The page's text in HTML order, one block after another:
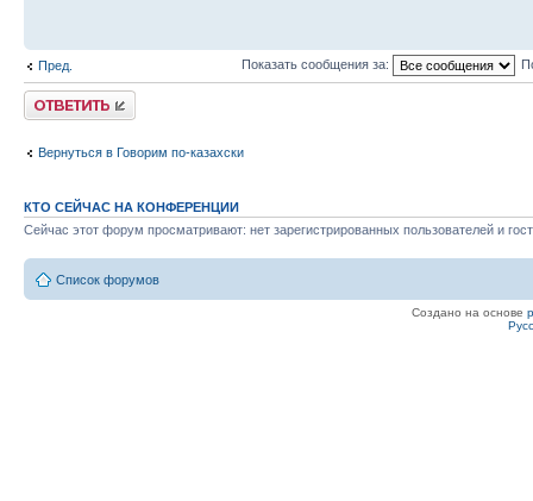
Пред. Показать сообщения за:
Ответить
Вернуться в Говорим по-казахски
КТО СЕЙЧАС НА КОНФЕРЕНЦИИ
Сейчас этот форум просматривают: нет зарегистрированных пользователей и
Список форумов
Создано на основе